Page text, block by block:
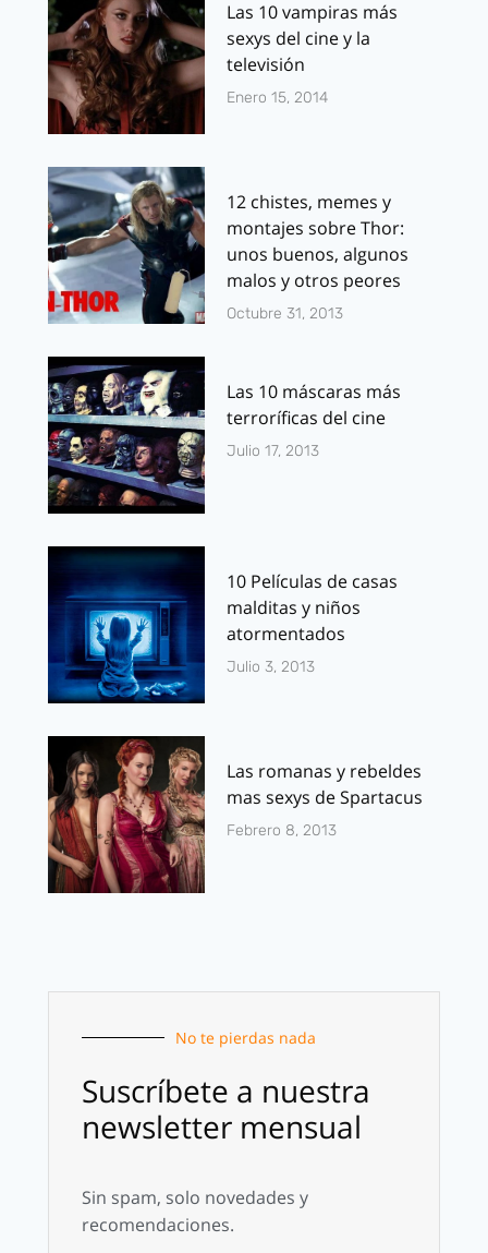
Las 10 vampiras más
sexys del cine y la
televisión
Enero 15, 2014
12 chistes, memes y
montajes sobre Thor:
unos buenos, algunos
malos y otros peores
Octubre 31, 2013
Las 10 máscaras más
terroríficas del cine
Julio 17, 2013
10 Películas de casas
malditas y niños
atormentados
Julio 3, 2013
Las romanas y rebeldes
mas sexys de Spartacus
Febrero 8, 2013
No te pierdas nada
Suscríbete a nuestra
newsletter mensual
Sin spam, solo novedades y
recomendaciones.